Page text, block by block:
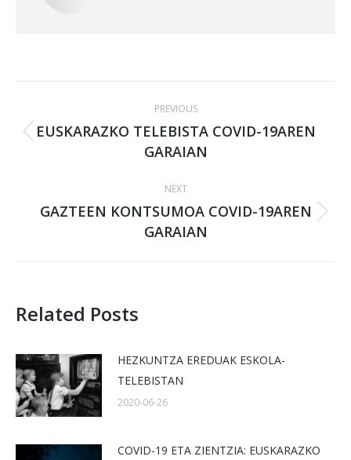
navigation
PREVIOUS
Previous
post:
EUSKARAZKO TELEBISTA COVID-19AREN
GARAIAN
NEXT
Next
post:
GAZTEEN KONTSUMOA COVID-19AREN
GARAIAN
Related Posts
HEZKUNTZA EREDUAK ESKOLA-
TELEBISTAN
2020-06-26
COVID-19 ETA ZIENTZIA: EUSKARAZKO